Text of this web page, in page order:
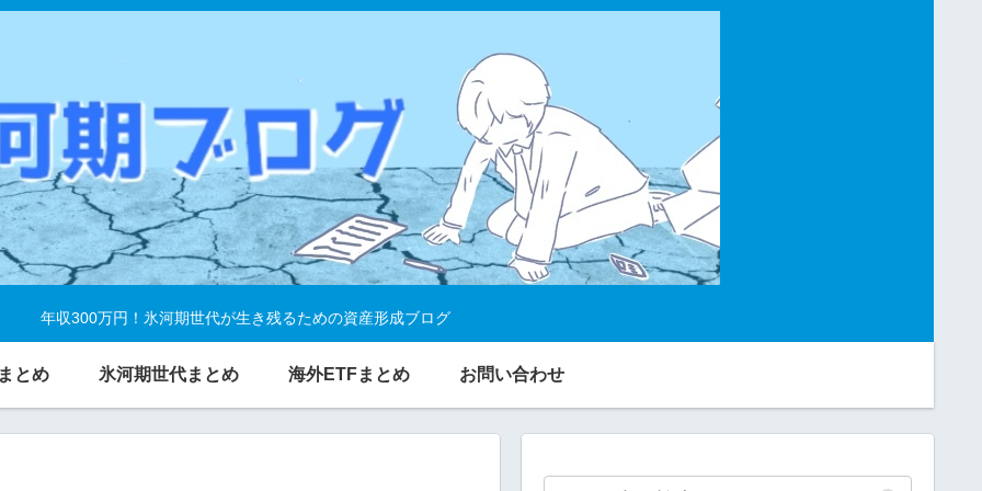
年収300万円！氷河期世代が生き残るための資産形成ブログ
とめ 氷河期世代まとめ 海外ETFまとめ お問い合わせ